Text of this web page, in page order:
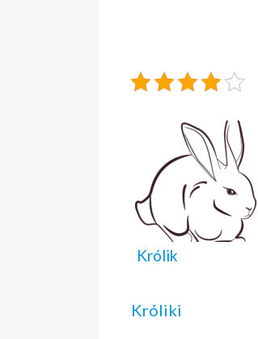
Królik
Króliki